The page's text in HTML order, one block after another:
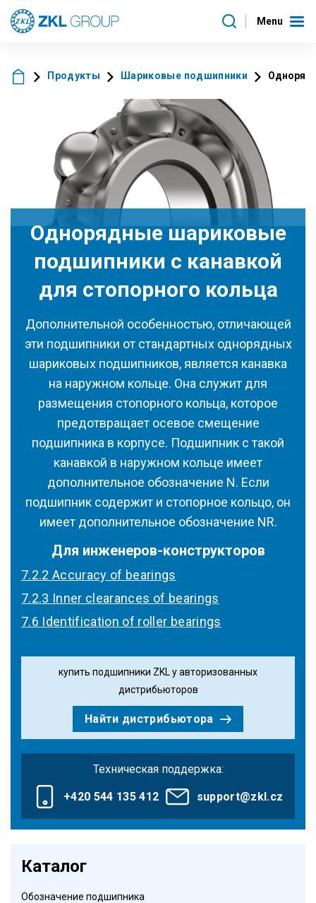
Menu
Продукты Шариковые подшипники
Однорядные шариковые
подшипники с канавкой
для стопорного кольца
Дополнительной особенностью, отличающей
эти подшипники от стандартных однорядных
шариковых подшипников, является канавка
на наружном кольце. Она служит для
размещения стопорного кольца, которое
предотвращает осевое смещение
подшипника в корпусе. Подшипник с такой
канавкой в наружном кольце имеет
дополнительное обозначение N. Если
подшипник содержит и стопорное кольцо, он
имеет дополнительное обозначение NR.
Для инженеров-конструкторов
7.2.2 Accuracy of bearings
7.2.3 Inner clearances of bearings
7.6 Identification of roller bearings
купить подшипники ZKL у авторизованных
дистрибьюторов
Найти дистрибьютора
Техническая поддержка:
+420 544 135 412 support@zkl.cz
Каталог
Обозначение подшипника